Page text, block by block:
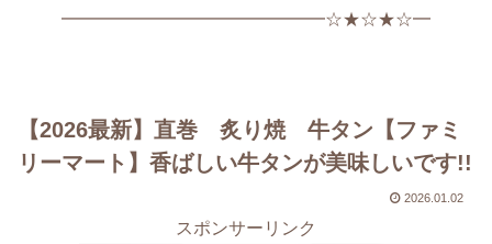
━━━━━━━━━━━━━━━☆★☆★☆━
【2026最新】直巻 炙り焼 牛タン【ファミ
リーマート】香ばしい牛タンが美味しいです!!
2026.01.02
スポンサーリンク